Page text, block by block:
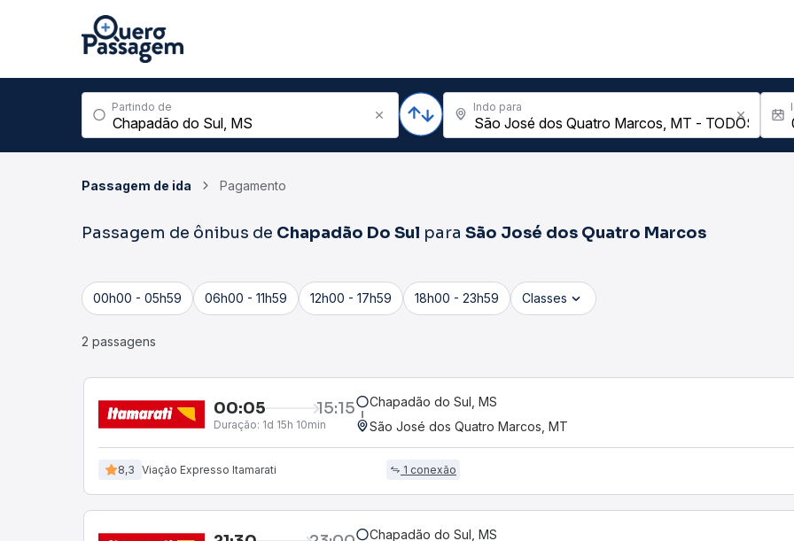
Partindo de Indo para
Passagem de ida Pagamento
Passagem de ônibus de Chapadão Do Sul para São José dos Quatro Marcos
00h00 - 05h59 06h00 - 11h59 12h00 - 17h59 18h00 - 23h59 Classes
2 passagens
00:05 15:15
Duração: 1d 15h 10min
Chapadão do Sul, MS
São José dos Quatro Marcos, MT
8,3 Viação Expresso Itamarati 1 conexão
Chapadão do Sul, MS